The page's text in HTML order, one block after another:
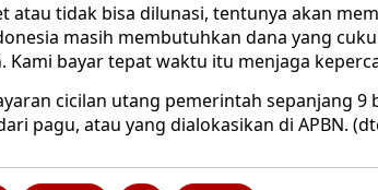
atau tidak bisa dilunasi, tentunya akan
masih membutuhkan dana yang
Kami bayar tepat waktu itu menjaga
cicilan utang pemerintah sepanjang 9
pagu, atau yang dialokasikan di APBN.